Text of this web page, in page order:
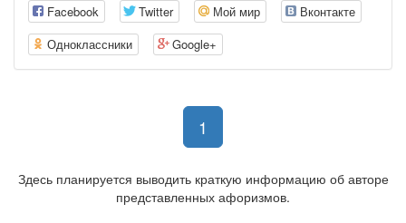
Facebook Twitter Мой мир
Вконтакте
Одноклассники
Google+
1
Здесь планируется выводить краткую информацию об авторе
представленных афоризмов.